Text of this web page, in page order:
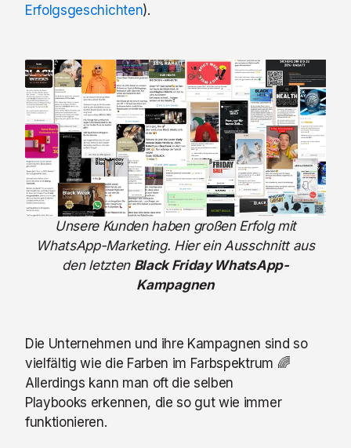
Erfolgsgeschichten).
Unsere Kunden haben großen Erfolg mit
WhatsApp-Marketing. Hier ein Ausschnitt aus
den letzten Black Friday WhatsApp-
Kampagnen
Die Unternehmen und ihre Kampagnen sind so
vielfältig wie die Farben im Farbspektrum 🌈
Allerdings kann man oft die selben
Playbooks erkennen, die so gut wie immer
funktionieren.